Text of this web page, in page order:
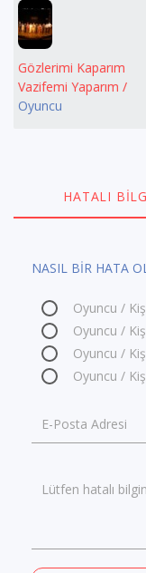
Gözlerimi Kaparım
Vazifemi Yaparım /
Oyuncu
HATALI
NASIL BİR HATA
Oyuncu /
Oyuncu /
Oyuncu /
Oyuncu /
E-Posta Adresi
Lütfen hatalı